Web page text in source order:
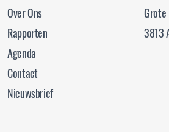
Over Ons
Rapporten
Agenda
Contact
Nieuwsbrief
Grote
3813